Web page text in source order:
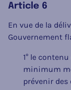
Article 6
En vue de la
Gouvernement
1° le
minimum
prévenir